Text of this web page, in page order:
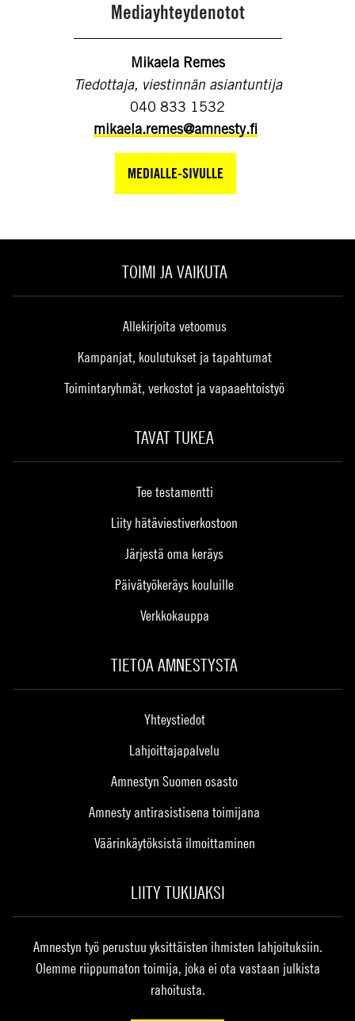
Mediayhteydenotot
Mikaela Remes
Tiedottaja, viestinnän asiantuntija
040 833 1532
mikaela.remes@amnesty.fi
MEDIALLE-SIVULLE
TOIMI JA VAIKUTA
Allekirjoita vetoomus
Kampanjat, koulutukset ja tapahtumat
Toimintaryhmät, verkostot ja vapaaehtoistyö
TAVAT TUKEA
Tee testamentti
Liity hätäviestiverkostoon
Järjestä oma keräys
Päivätyökeräys kouluille
Verkkokauppa
TIETOA AMNESTYSTA
Yhteystiedot
Lahjoittajapalvelu
Amnestyn Suomen osasto
Amnesty antirasistisena toimijana
Väärinkäytöksistä ilmoittaminen
LIITY TUKIJAKSI
Amnestyn työ perustuu yksittäisten ihmisten lahjoituksiin.
Olemme riippumaton toimija, joka ei ota vastaan julkista
rahoitusta.